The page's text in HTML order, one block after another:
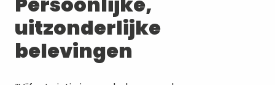
uitzonderlijke
belevingen